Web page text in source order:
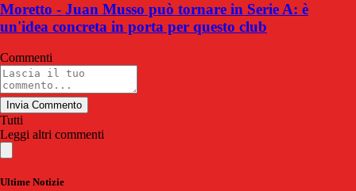
Moretto - Juan Musso può tornare in Serie A: è
un'idea concreta in porta per questo club
Commenti
Invia Commento
Tutti
Leggi altri commenti
Ultime Notizie